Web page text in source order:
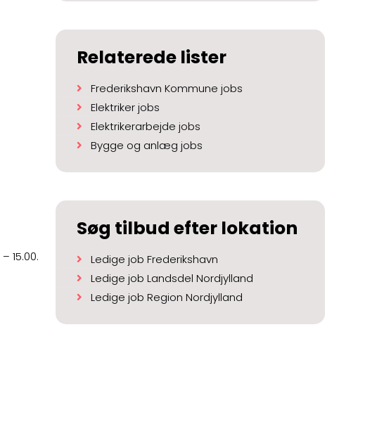
15.00.
Relaterede lister
Frederikshavn Kommune jobs
Elektriker jobs
Elektrikerarbejde jobs
Bygge og anlæg jobs
Søg tilbud efter lokation
Ledige job Frederikshavn
Ledige job Landsdel Nordjylland
Ledige job Region Nordjylland